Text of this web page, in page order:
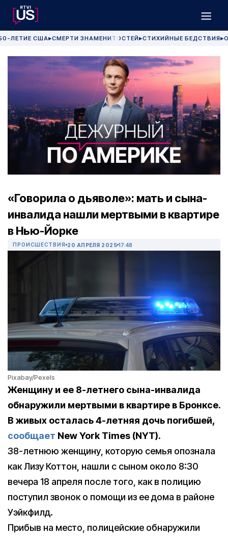
ЛЕТИЕ США▶СМЕРТИ ЗНАМЕНИТОСТЕЙ▶СТИХИЙНЫЕ БЕДСТВИЯ▶
«Говорила о дьяволе»: мать и сына-
инвалида нашли мертвыми в квартире
в Нью-Йорке
ПРОИСШЕСТВИЯ 20 АПРЕЛЯ 2025 17:48
Pixabay/Pexels
Женщину и ее 8-летнего сына-инвалида
обнаружили мертвыми в квартире в Бронксе.
В живых осталась 4-летняя дочь погибшей,
сообщает NewYork Times (NYT).
38-летнюю женщину, которую семья опознала
как Лизу Коттон, нашли с сыном около 8:30
вечера 18 апреля после того, как в полицию
поступил звонок о помощи из ее дома в районе
Уэйкфилд.
Прибыв на место, полицейские обнаружили